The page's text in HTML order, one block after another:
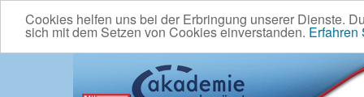
Cookies helfen uns bei der Erbringung unserer Dienste.
sich mit dem Setzen von Cookies einverstanden. Erfahren